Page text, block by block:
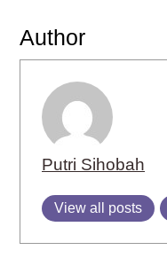
Author
Putri Sihobah
View all posts